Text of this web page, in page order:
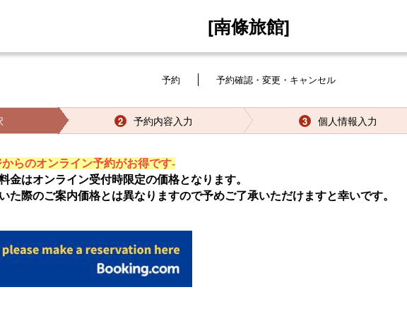
[南條旅館]
予約 予約確認・変更・キャンセル
2 予約内容入力 3 個人情報入力
らのオンライン予約がお得です-
金はオンライン受付時限定の価格となります。
た際のご案内価格とは異なりますので予めご了承いただけますと幸いです。